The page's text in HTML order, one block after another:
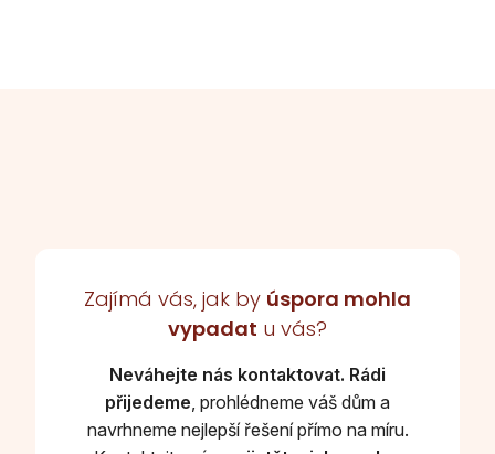
Zajímá vás, jak by úspora mohla
vypadat u vás?
Neváhejte nás kontaktovat. Rádi
přijedeme, prohlédneme váš dům a
navrhneme nejlepší řešení přímo na míru.